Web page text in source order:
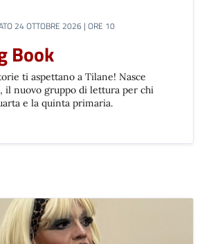
24 OTTOBRE 2026 | ORE 10
Book
ti aspettano a Tilane! Nasce
il nuovo gruppo di lettura per chi
e la quinta primaria.